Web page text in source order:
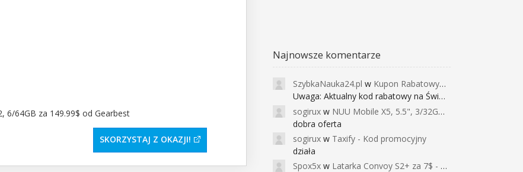
SKORZYSTAJ Z OKAZJI
Najnowsze komentarze
SzybkaNauka24.pl w Kupon Rabatowy na Kurs Angielskiego dla Dzieci - FunEnglish
Uwaga: Aktualny kod rabatowy na Święta (
sogirux w NUU Mobile X5, 5.5", 3/32GB, czujnik linii papilarnych, 2950mAh, aparat 13MP za 267zł - Banggood
dobra oferta
sogirux w Taxify - Kod promocyjny
działa
Spox5x w Latarka Convoy S2+ za 7$ - Najniższa cena od 2017r